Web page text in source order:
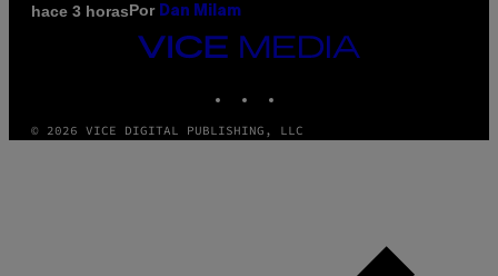
hace 3 horasPor Dan Milam
VICE
MEDIA
© 2026 VICE DIGITAL PUBLISHING, LLC